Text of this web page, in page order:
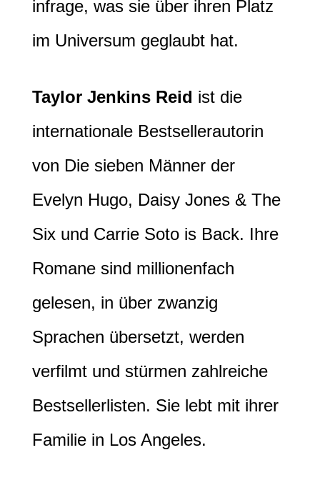
infrage, was sie über ihren Platz
im Universum geglaubt hat.
Taylor Jenkins Reid ist die
internationale Bestsellerautorin
von Die sieben Männer der
Evelyn Hugo, Daisy Jones & The
Six und Carrie Soto is Back. Ihre
Romane sind millionenfach
gelesen, in über zwanzig
Sprachen übersetzt, werden
verfilmt und stürmen zahlreiche
Bestsellerlisten. Sie lebt mit ihrer
Familie in Los Angeles.